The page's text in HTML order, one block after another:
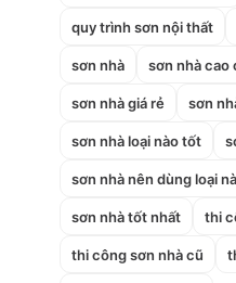
quy trình sơn nội thất
sơn nhà sơn nhà cao
sơn nhà giá rẻ sơn
sơn nhà loại nào tốt
sơn nhà nên dùng loại
sơn nhà tốt nhất thi
thi công sơn nhà cũ